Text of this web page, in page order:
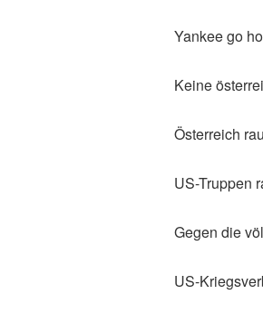
Yankee go
Keine
Österreich
US-Truppen
Gegen die
US-